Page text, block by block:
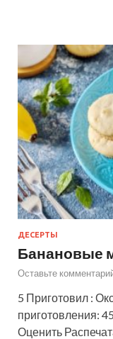
ДЕСЕРТЫ
Банановые
Оставьте
5 Приготовил :
приготовления:
Оценить